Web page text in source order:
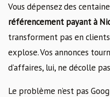
Vous dépensez des
référencement payant à
transforment pas en
explose. Vos annonces
d’affaires, lui, ne décolle
Le problème n’est pas